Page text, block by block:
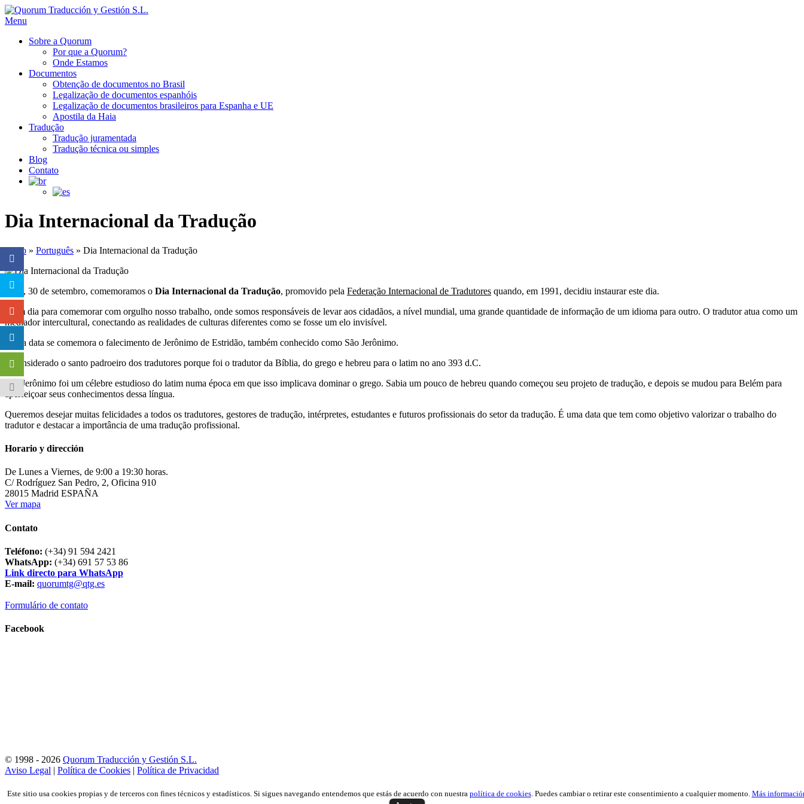
Menu
Sobre a Quorum
Por que a Quorum?
Onde Estamos
Documentos
Obtenção de documentos no Brasil
Legalização de documentos espanhóis
Legalização de documentos brasileiros para Espanha e UE
Apostila da Haia
Tradução
Tradução juramentada
Tradução técnica ou simples
Blog
Contato
Dia Internacional da Tradução
Inicio » Português » Dia Internacional da Tradução
Hoje, 30 de setembro, comemoramos o Dia Internacional da Tradução, promovido pela Federação Internacional de Tradutores quando, em 1991, decidiu instaurar este dia.
É um dia para comemorar com orgulho nosso trabalho, onde somos responsáveis de levar aos cidadãos, a nível mundial, uma grande quantidade de informação de um idioma para outro. O tradutor atua como um
mediador intercultural, conectando as realidades de culturas diferentes como se fosse um elo invisível.
Nesta data se comemora o falecimento de Jerônimo de Estridão, também conhecido como São Jerônimo.
É considerado o santo padroeiro dos tradutores porque foi o tradutor da Bíblia, do grego e hebreu para o latim no ano 393 d.C.
São Jerônimo foi um célebre estudioso do latim numa época em que isso implicava dominar o grego. Sabia um pouco de hebreu quando começou seu projeto de tradução, e depois se mudou para Belém para
aperfeiçoar seus conhecimentos dessa língua.
Queremos desejar muitas felicidades a todos os tradutores, gestores de tradução, intérpretes, estudantes e futuros profissionais do setor da tradução. É uma data que tem como objetivo valorizar o trabalho do
tradutor e destacar a importância de uma tradução profissional.
Horario y dirección
De Lunes a Viernes, de 9:00 a 19:30 horas.
C/ Rodríguez San Pedro, 2, Oficina 910
28015 Madrid ESPAÑA
Ver mapa
Contato
Teléfono: (+34) 91 594 2421
WhatsApp: (+34) 691 57 53 86
Link directo para WhatsApp
E-mail: quorumtg@qtg.es
Formulário de contato
Facebook
© 1998 - 2026 Quorum Traducción y Gestión S.L.
Aviso Legal
Política de Cookies Política de Privacidad
Este sitio usa cookies propias y de terceros con fines técnicos y estadísticos. Si sigues navegando entendemos que estás de acuerdo con nuestra política de cookies. Puedes cambiar o retirar este consentimiento a cualquier momento. Más